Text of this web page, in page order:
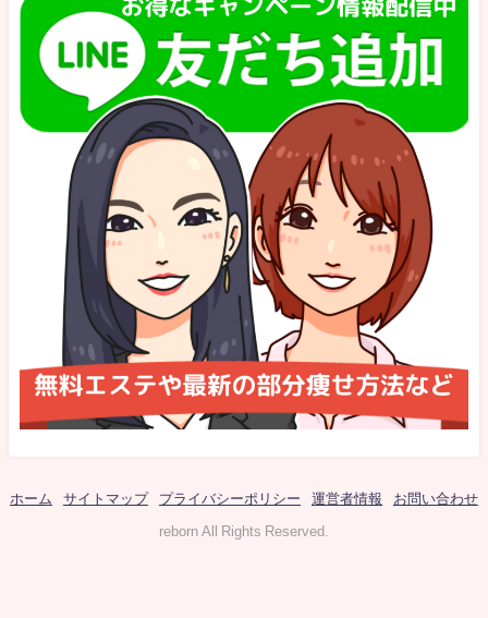
ホーム サイトマップ プライバシーポリシー 運営者情報 お問い合わせ
reborn All Rights Reserved.